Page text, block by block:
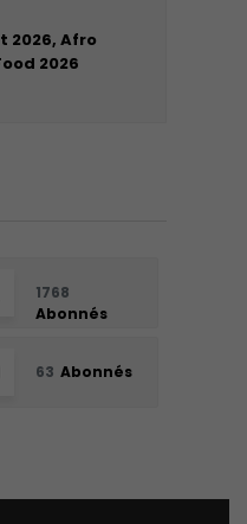
2026, Afro
2026
1768
Abonnés
63 Abonnés